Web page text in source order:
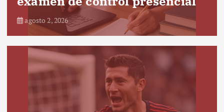
agosto 2, 2026